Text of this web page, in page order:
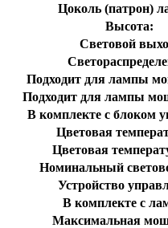
Цоколь (патрон)
Высота:
Световой
Подходит для лампы
Подходит для лампы
В комплекте с блоком
Цветовая
Цветовая
Номинальный
Устройство
В комплекте с
Максимальная